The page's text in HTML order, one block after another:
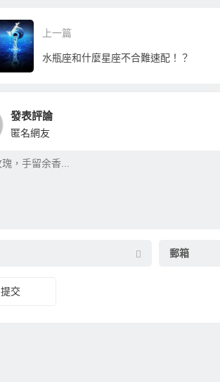
上一篇
水瓶座和什麼星座不合難速配！？
發表評論
匿名網友
郵箱
提交